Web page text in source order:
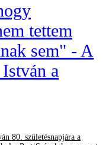
tettem
sem" - A
a
80. születésnapjára a